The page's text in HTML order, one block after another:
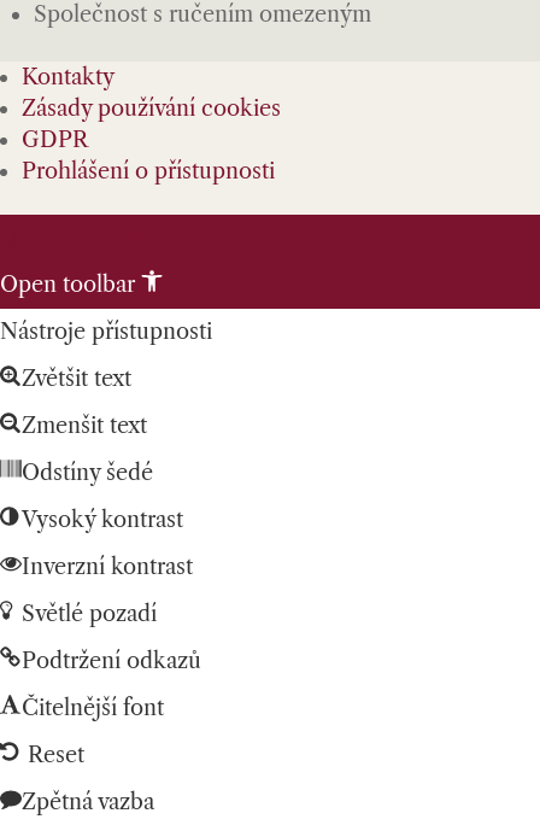
Společnost s ručením omezeným
Kontakty
Zásady používání cookies
GDPR
Prohlášení o přístupnosti
Open toolbar
Nástroje přístupnosti
Zvětšit text
Zmenšit text
Odstíny šedé
Vysoký kontrast
Inverzní kontrast
Světlé pozadí
Podtržení odkazů
Čitelnější font
Reset
Zpětná vazba